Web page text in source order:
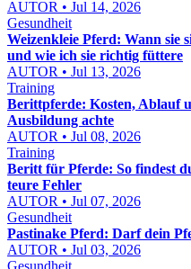
AUTOR • Jul 14, 2026
Gesundheit
Weizenkleie Pferd: Wann sie
und wie ich sie richtig füttere
AUTOR • Jul 13, 2026
Training
Berittpferde: Kosten, Ablauf
Ausbildung achte
AUTOR • Jul 08, 2026
Training
Beritt für Pferde: So findest
teure Fehler
AUTOR • Jul 07, 2026
Gesundheit
Pastinake Pferd: Darf dein
AUTOR • Jul 03, 2026
Gesundheit